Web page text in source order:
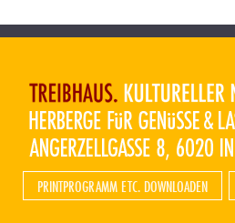
PRINTPROGRAMM ETC. DOWNLOADEN